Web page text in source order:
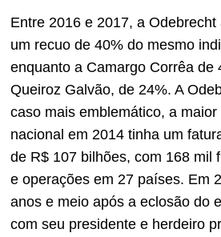
Entre 2016 e 2017, a Odebrecht
um recuo de 40% do mesmo
enquanto a Camargo Corrêa de
Queiroz Galvão, de 24%. A
caso mais emblemático, a
nacional em 2014 tinha um
de R$ 107 bilhões, com 168 mil
e operações em 27 países. Em
anos e meio após a eclosão do
com seu presidente e herdeiro